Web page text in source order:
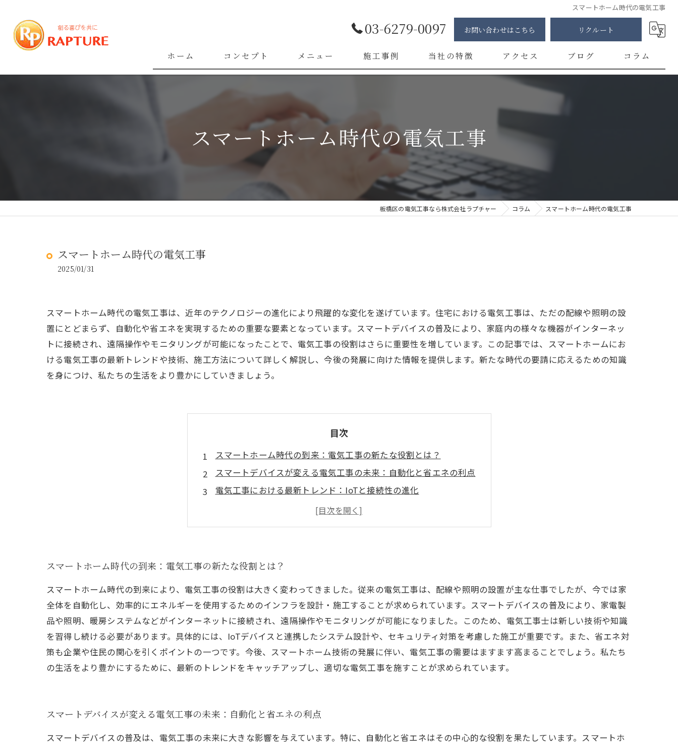
スマートホーム時代の電気工事
03-6279-0097 お問い合わせはこちら リクルート
ホーム コンセプト メニュー 施工事例 当社の特徴
ブレーカー
スイッチ
コンセント
アクセス ブログ コラム
スマートホーム時代の電気工事
板橋区の電気工事なら株式会社ラプチャー コラム スマートホーム時代の電気工事
スマートホーム時代の電気工事
2025/01/31
スマートホーム時代の電気工事は、近年のテクノロジーの進化により飛躍的な変化を遂げています。住宅における電気工事は、ただの配線や照明の設
置にとどまらず、自動化や省エネを実現するための重要な要素となっています。スマートデバイスの普及により、家庭内の様々な機器がインターネッ
トに接続され、遠隔操作やモニタリングが可能になったことで、電気工事の役割はさらに重要性を増しています。この記事では、スマートホームにお
ける電気工事の最新トレンドや技術、施工方法について詳しく解説し、今後の発展に向けた情報を提供します。新たな時代の要請に応えるための知識
を身につけ、私たちの生活をより豊かにしていきましょう。
目次
スマートホーム時代の到来：電気工事の新たな役割とは？
スマートデバイスが変える電気工事の未来：自動化と省エネの利点
電気工事における最新トレンド：IoTと接続性の進化
スマートホームの電気工事：安心・快適な生活空間の実現
新しい施工方法と技術：スマートホームでの電気工事の手法
スマートホーム実現の鍵：電気工事の重要性を再認識しよう
スマートホーム時代の到来：電気工事の新たな役割とは？
スマートホーム時代の到来により、電気工事の役割は大きく変わってきました。従来の電気工事は、配線や照明の設置が主な仕事でしたが、今では家
全体を自動化し、効率的にエネルギーを使用するためのインフラを設計・施工することが求められています。スマートデバイスの普及により、家電製
品や照明、暖房システムなどがインターネットに接続され、遠隔操作やモニタリングが可能になりました。このため、電気工事士は新しい技術や知識
を習得し続ける必要があります。具体的には、IoTデバイスと連携したシステム設計や、セキュリティ対策を考慮した施工が重要です。また、省エネ対
策も企業や住民の関心を引くポイントの一つです。今後、スマートホーム技術の発展に伴い、電気工事の需要はますます高まることでしょう。私たち
の生活をより豊かにするために、最新のトレンドをキャッチアップし、適切な電気工事を施すことが求められています。
スマートデバイスが変える電気工事の未来：自動化と省エネの利点
スマートデバイスの普及は、電気工事の未来に大きな影響を与えています。特に、自動化と省エネはその中心的な役割を果たしています。スマートホ